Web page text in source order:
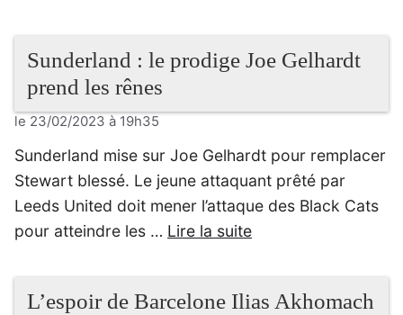
Sunderland : le prodige Joe Gelhardt
prend les rênes
le 23/02/2023 à 19h35
Sunderland mise sur Joe Gelhardt pour remplacer
Stewart blessé. Le jeune attaquant prêté par
Leeds United doit mener l’attaque des Black Cats
pour atteindre les … Lire la suite
L’espoir de Barcelone Ilias Akhomach